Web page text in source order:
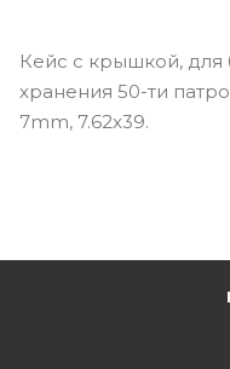
Кейс с крышкой, для
хранения 50-ти
7mm, 7.62x39.